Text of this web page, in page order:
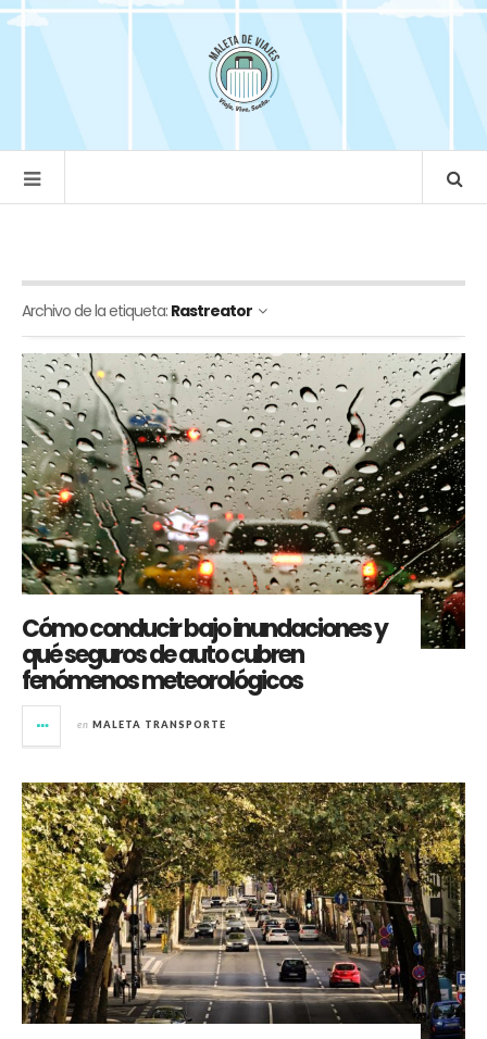
Archivo de la etiqueta: Rastreator
Cómo conducir bajo inundaciones y
qué seguros de auto cubren
fenómenos meteorológicos
en MALETA TRANSPORTE